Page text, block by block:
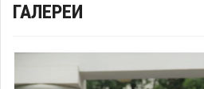
ГАЛЕРЕИ